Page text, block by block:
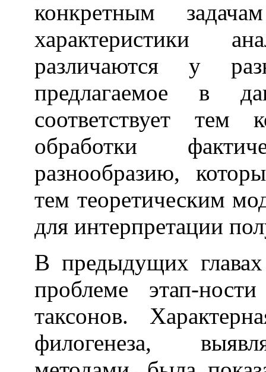
конкретным
характеристики
различаются у
предлагаемое в
соответствует тем
обработки
разнообразию,
тем теоретическим
для интерпретации
В предыдущих
проблеме этап-
таксонов.
филогенеза,